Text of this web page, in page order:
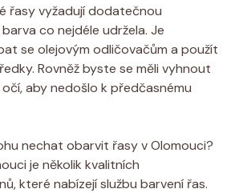
řasy vyžadují dodatečnou
co nejdéle udržela. Je
se olejovým odličovačům a použít
Rovněž byste se měli vyhnout
aby nedošlo k předčasnému
nechat obarvit řasy v Olomouci?
je několik kvalitních
které nabízejí službu barvení řas.